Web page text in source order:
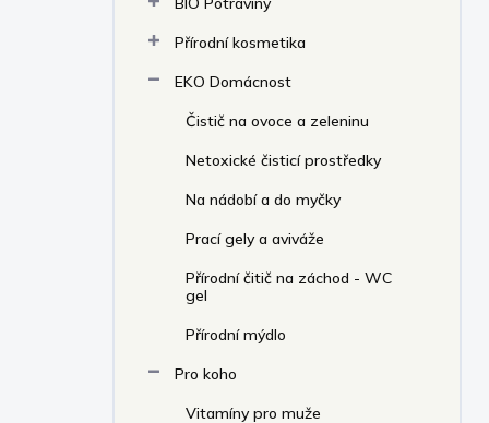
Přírodní kosmetika
EKO Domácnost
Čistič na ovoce a zeleninu
Netoxické čisticí prostředky
Na nádobí a do myčky
Prací gely a aviváže
Přírodní čitič na záchod - WC
gel
Přírodní mýdlo
Pro koho
Vitamíny pro muže